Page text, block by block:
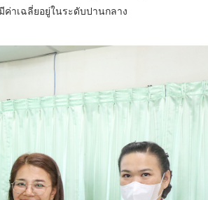
าเฉลี่ยอยู่ในระดับปานกลาง